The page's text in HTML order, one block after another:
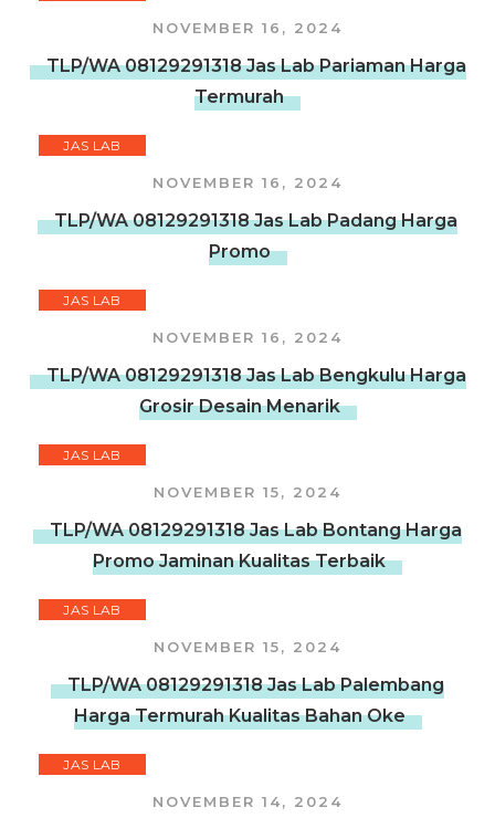
NOVEMBER 16, 2024
TLP/WA 08129291318 Jas Lab Pariaman Harga
Termurah
JAS LAB
NOVEMBER 16, 2024
TLP/WA 08129291318 Jas Lab Padang Harga
Promo
JAS LAB
NOVEMBER 16, 2024
TLP/WA 08129291318 Jas Lab Bengkulu Harga
Grosir Desain Menarik
JAS LAB
NOVEMBER 15, 2024
TLP/WA 08129291318 Jas Lab Bontang Harga
Promo Jaminan Kualitas Terbaik
JAS LAB
NOVEMBER 15, 2024
TLP/WA 08129291318 Jas Lab Palembang
Harga Termurah Kualitas Bahan Oke
JAS LAB
NOVEMBER 14, 2024